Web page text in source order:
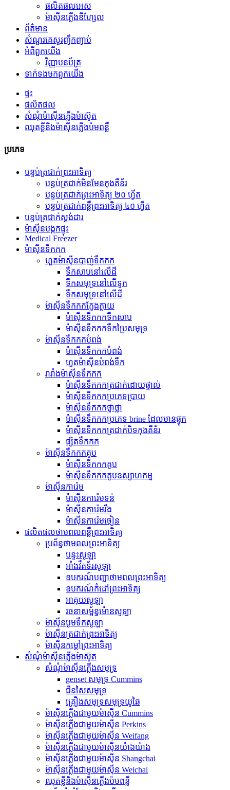
ផលិតផលអេស
ម៉ាស៊ីនភ្លើងឌីហ្សែល
ព័ត៌មាន
សំណួរគេសួរញឹកញាប់
អំពី​ពួក​យើង
វិញ្ញាបនប័ត្រ
ទាក់ទង​មក​ពួក​យើង
ផ្ទះ
ផលិតផល
សំណុំម៉ាស៊ីនភ្លើងម៉ាស៊ូត
ឈុតខ្លីនិងម៉ាស៊ីនភ្លើងប៉មពន្លឺ
ប្រភេទ
បន្ទប់ត្រជាក់ព្រះអាទិត្យ
បន្ទប់ត្រជាក់មិនមែនកុងតឺន័រ
បន្ទប់ត្រជាក់ព្រះអាទិត្យ ២០ ហ្វីត
បន្ទប់ត្រជាក់ពន្លឺព្រះអាទិត្យ ៤០ ហ្វីត
បន្ទប់ត្រជាក់ស្តង់ដារ
ម៉ាស៊ីនបង្កកផ្ទុះ
Medical Freezer
ម៉ាស៊ីនទឹកកក
ហួតម៉ាស៊ីនបាញ់ទឹកកក
ទឹកសាបនៅលើដី
ទឹកសមុទ្រនៅលើទូក
ទឹកសមុទ្រនៅលើដី
ម៉ាស៊ីនទឹកកកក្លែងក្លាយ
ម៉ាស៊ីនទឹកកកទឹកសាប
ម៉ាស៊ីនទឹកកកទឹកប្រៃសមុទ្រ
ម៉ាស៊ីនទឹកកកបំពង់
ម៉ាស៊ីនទឹកកកបំពង់
ហួតម៉ាស៊ីនបំពង់ទឹក
រារាំងម៉ាស៊ីនទឹកកក
ម៉ាសុីនទឹកកកត្រជាក់ដោយផ្ទាល់
ម៉ាស៊ីនទឹកកកប្រភេទប្រាយ
ម៉ាស៊ីនទឹកកកថ្លាថ្លា
ម៉ាស៊ីនទឹកកកប្រភេទ brine ដែលមានផ្ទុក
ម៉ាសុីនទឹកកកត្រជាក់បិទកុងតឺន័រ
ផ្សិតទឹកកក
ម៉ាស៊ីនទឹកកកគូប
ម៉ាស៊ីនទឹកកកគូប
ម៉ាស៊ីនទឹកកកគូបឧស្សាហកម្ម
ម៉ាស៊ីនការ៉េម
ម៉ាស៊ីនការ៉េមទន់
ម៉ាស៊ីនការ៉េមរឹង
ម៉ាស៊ីនការ៉េមចៀន
ផលិតផលថាមពលពន្លឺព្រះអាទិត្យ
ប្រព័ន្ធថាមពលព្រះអាទិត្យ
បន្ទះ​សូ​ឡា
អាំងវឺតទ័រសូឡា
ឧបករណ៍បញ្ជាថាមពលព្រះអាទិត្យ
ឧបករណ៍កំដៅព្រះអាទិត្យ
អាគុយសូឡា
រចនាសម្ព័ន្ធម៉ោនសូឡា
ម៉ាស៊ីនបូមទឹកសូឡា
ម៉ាស៊ីនត្រជាក់ព្រះអាទិត្យ
ម៉ាស៊ីនកម្តៅព្រះអាទិត្យ
សំណុំម៉ាស៊ីនភ្លើងម៉ាស៊ូត
សំណុំម៉ាស៊ីនភ្លើងសមុទ្រ
genset សមុទ្រ Cummins
ជីនសៃសមុទ្រ
គ្រឿងសមុទ្រសមុទ្រយូឆៃ
ម៉ាស៊ីនភ្លើងជាមួយម៉ាស៊ីន Cummins
ម៉ាស៊ីនភ្លើងជាមួយម៉ាស៊ីន Perkins
ម៉ាស៊ីនភ្លើងជាមួយម៉ាស៊ីន Weifang
ម៉ាស៊ីនភ្លើងជាមួយម៉ាស៊ីនយ៉ាងយ៉ាង
ម៉ាស៊ីនភ្លើងជាមួយម៉ាស៊ីន Shangchai
ម៉ាស៊ីនភ្លើងជាមួយម៉ាស៊ីន Weichai
ឈុតខ្លីនិងម៉ាស៊ីនភ្លើងប៉មពន្លឺ